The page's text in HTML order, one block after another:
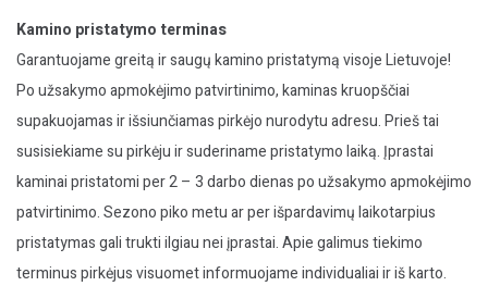
Kamino pristatymo terminas
Garantuojame greitą ir saugų kamino pristatymą visoje Lietuvoje!
Po užsakymo apmokėjimo patvirtinimo, kaminas kruopščiai
supakuojamas ir išsiunčiamas pirkėjo nurodytu adresu. Prieš tai
susisiekiame su pirkėju ir suderiname pristatymo laiką. Įprastai
kaminai pristatomi per 2 – 3 darbo dienas po užsakymo apmokėjimo
patvirtinimo. Sezono piko metu ar per išpardavimų laikotarpius
pristatymas gali trukti ilgiau nei įprastai. Apie galimus tiekimo
terminus pirkėjus visuomet informuojame individualiai ir iš karto.